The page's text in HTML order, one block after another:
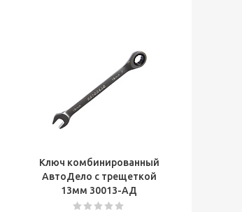
Ключ комбинированный
АвтоДело с трещеткой
13мм 30013-AД